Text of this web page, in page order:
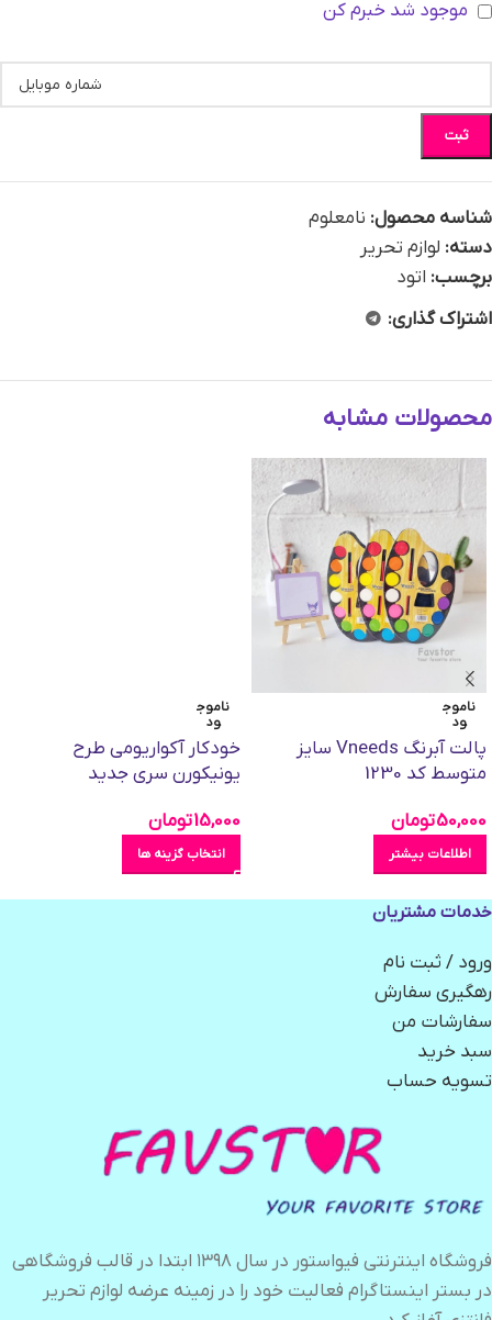
موجود شد خبرم کن
ثبت
شناسه محصول: نامعلوم
دسته: لوازم تحریر
برچسب: اتود
اشتراک گذاری:
محصولات مشابه
ناموج
ود
پالت آبرنگ Vneeds سایز
متوسط کد 1230
50,000تومان
اطلاعات بیشتر
ناموج
ود
خودکار آکواریومی طرح
یونیکورن سری جدید
15,000تومان
انتخاب گزینه ها
خدمات مشتریان
ورود / ثبت نام
رهگیری سفارش
سفارشات من
سبد خرید
تسویه حساب
فروشگاه اینترنتی فیواستور در سال ۱۳۹۸ ابتدا در قالب فروشگاهی
در بستر اینستاگرام فعالیت خود را در زمینه عرضه لوازم تحریر